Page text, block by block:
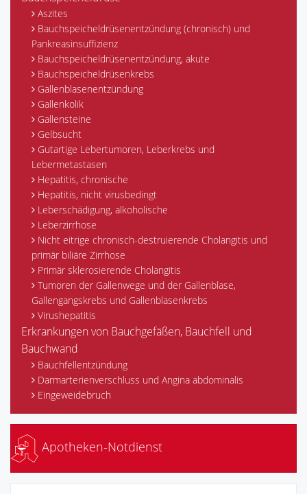
Aszites
Bauchspeicheldrüsenentzündung (chronisch) und
Pankreasinsuffizienz
Bauchspeicheldrüsenentzündung, akute
Bauchspeicheldrüsenkrebs
Gallenblasenentzündung
Gallenkolik
Gallensteine
Gelbsucht
Gutartige Lebertumoren, Leberkrebs und
Lebermetastasen
Hepatitis, chronische
Hepatitis, nicht virusbedingt
Leberschädigung, alkoholische
Leberzirrhose
Nicht eitrige chronisch-destruierende Cholangitis und
primär biliäre Zirrhose
Primär sklerosierende Cholangitis
Tumoren der Gallenwege und der Gallenblase,
Gallengangskrebs und Gallenblasenkrebs
Virushepatitis
Erkrankungen von Bauchgefäßen, Bauchfell und
Bauchwand
Bauchfellentzündung
Darmarterienverschluss und Angina abdominalis
Eingeweidebruch
Apotheken-Notdienst